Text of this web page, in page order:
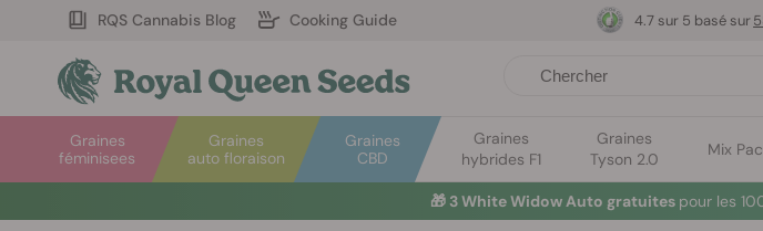
RQS Cannabis Blog Cooking Guide
Graines
auto floraison
Graines
féminisees
Graines
CBD
Graines
hybrides F1
Graines
Tyson 2.0
Mix
4.7 sur 5 basé sur
🎁 3 White Widow Auto gratuites pour les